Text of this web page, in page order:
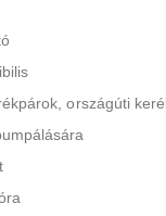
országúti